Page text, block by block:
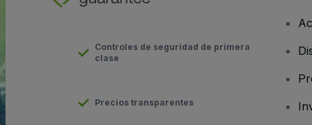
Controles de seguridad de primera
clase
Precios transparentes